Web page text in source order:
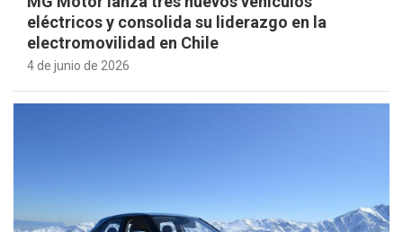
eléctricos y consolida su liderazgo en la
electromovilidad en Chile
4 de junio de 2026